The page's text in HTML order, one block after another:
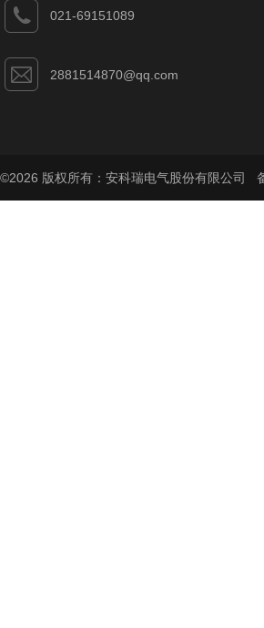
021-69151089
2881514870@qq.com
©2026 版权所有：安科瑞电气股份有限公司